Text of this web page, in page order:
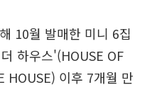
10월 발매한 미니 6집
하우스'(HOUSE OF
HOUSE) 이후 7개월 만